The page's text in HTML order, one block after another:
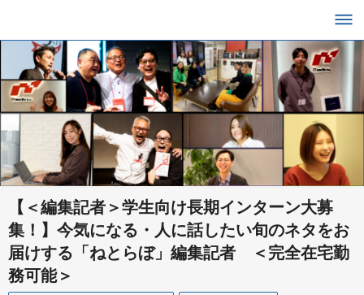
【＜編集記者＞学生向け長期インターン大募
集！】今気になる・人に話したい旬のネタをお
届けする「ねとらぼ」編集記者 ＜完全在宅勤
務可能＞